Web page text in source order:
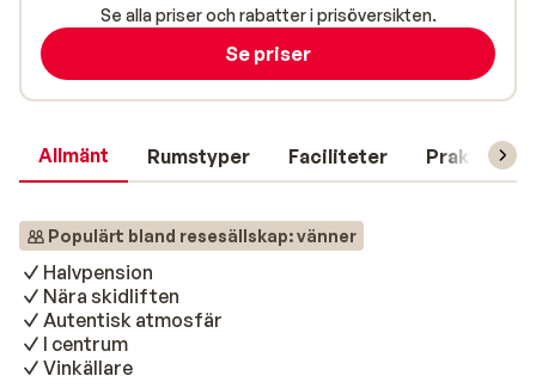
Allmänt Rumstyper Faciliteter Praktisk
Populärt bland resesällskap: vänner
Halvpension
Nära skidliften
Autentisk atmosfär
I centrum
Vinkällare
Se alla priser och rabatter i prisöversikten.
Se priser